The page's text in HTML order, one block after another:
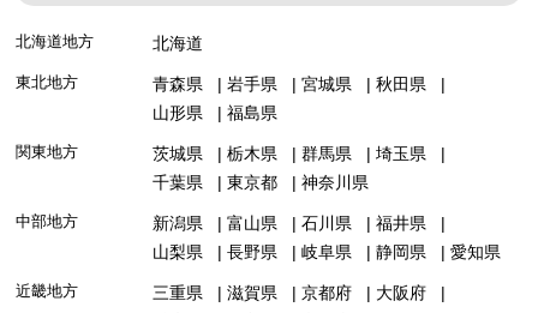
北海道地方 北海道
東北地方 青森県 岩手県 宮城県
秋田県
山形県
福島県
関東地方 茨城県 栃木県 群馬県
埼玉県
千葉県
東京都 神奈川県
中部地方 新潟県 富山県 石川県
福井県
山梨県
長野県 岐阜県 静岡県 愛知県
近畿地方 三重県 滋賀県 京都府
大阪府